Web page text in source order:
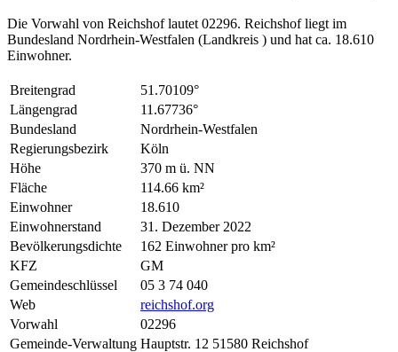
Die Vorwahl von Reichshof lautet 02296. Reichshof liegt im
Bundesland Nordrhein-Westfalen (Landkreis ) und hat ca. 18.610
Einwohner.
Breitengrad
51.70109°
Längengrad
11.67736°
Bundesland
Nordrhein-Westfalen
Regierungsbezirk
Köln
Höhe
370 m ü. NN
Fläche
114.66 km²
Einwohner
18.610
Einwohnerstand
31. Dezember 2022
Bevölkerungsdichte
162 Einwohner pro km²
KFZ
GM
Gemeindeschlüssel
05 3 74 040
Web
reichshof.org
Vorwahl
02296
Gemeinde-Verwaltung Hauptstr. 12 51580 Reichshof